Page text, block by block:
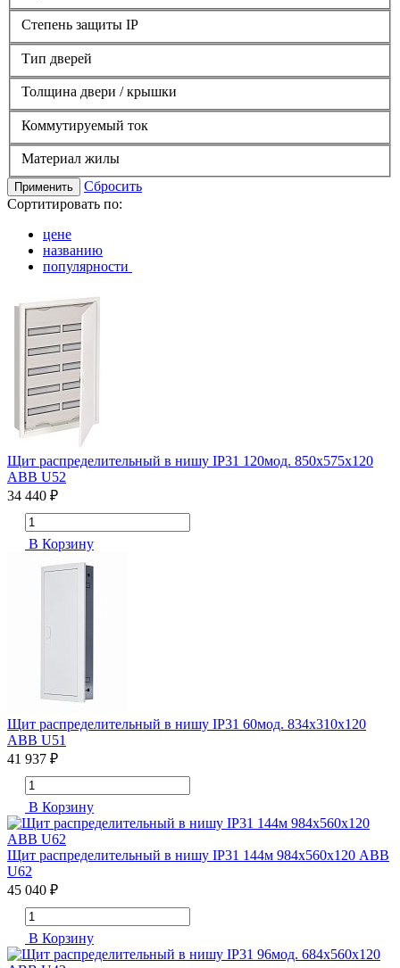
Степень защиты IP
Тип дверей
Толщина двери / крышки
Коммутируемый ток
Материал жилы
Применить
Сбросить
Сортитировать по:
цене
названию
популярности
Щит распределительный в нишу IP31 120мод. 850х575х120
ABB U52
34 440 ₽
В Корзину
Щит распределительный в нишу IP31 60мод. 834х310х120
ABB U51
41 937 ₽
В Корзину
Щит распределительный в нишу IP31 144м 984х560х120 ABB
U62
45 040 ₽
В Корзину